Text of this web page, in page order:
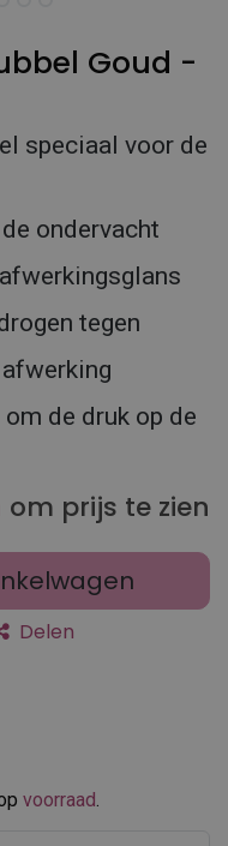
Goud -
speciaal voor de
ondervacht
tegen
de druk op de
om prijs te zien
Delen
voorraad